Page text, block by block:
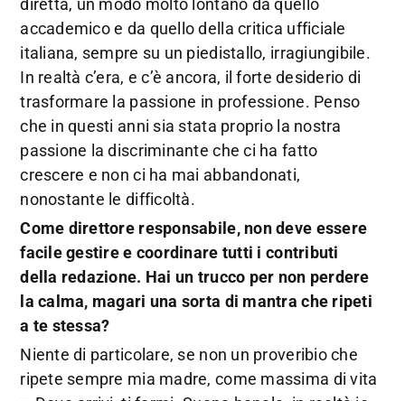
diretta, un modo molto lontano da quello
accademico e da quello della critica ufficiale
italiana, sempre su un piedistallo, irragiungibile.
In realtà c’era, e c’è ancora, il forte desiderio di
trasformare la passione in professione. Penso
che in questi anni sia stata proprio la nostra
passione la discriminante che ci ha fatto
crescere e non ci ha mai abbandonati,
nonostante le difficoltà.
Come direttore responsabile, non deve essere
facile gestire e coordinare tutti i contributi
della redazione. Hai un trucco per non perdere
la calma, magari una sorta di mantra che ripeti
a te stessa?
Niente di particolare, se non un proveribio che
ripete sempre mia madre, come massima di vita